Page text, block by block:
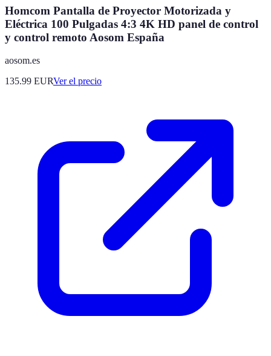
Homcom Pantalla de Proyector Motorizada y
Eléctrica 100 Pulgadas 4:3 4K HD panel de control
y control remoto Aosom España
aosom.es
135.99 EURVer el precio